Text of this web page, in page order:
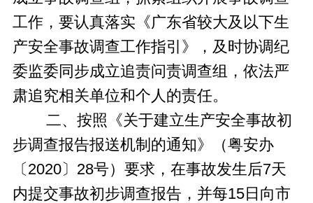
工作，要认真落实《广东省较大及以下生
产安全事故调查工作指引》，及时协调纪
委监委同步成立追责问责调查组，依法严
肃追究相关单位和个人的责任。
二、按照《关于建立生产安全事故初
步调查报告报送机制的通知》（粤安办
〔2020〕28号）要求，在事故发生后7天
内提交事故初步调查报告，并每15日向市